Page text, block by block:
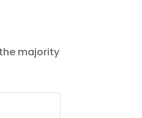
majority